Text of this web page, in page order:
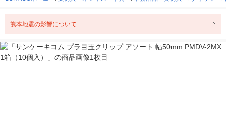
熊本地震の影響について